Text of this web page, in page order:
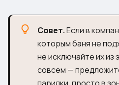
Совет.Если в
которым баня не
не исключайте их из
совсем —